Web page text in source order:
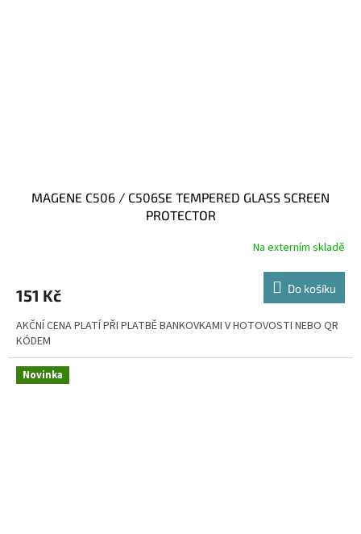
MAGENE C506 / C506SE TEMPERED GLASS SCREEN
PROTECTOR
Na externím skladě
151 Kč Do košíku
AKČNÍ CENA PLATÍ PŘI PLATBĚ BANKOVKAMI V HOTOVOSTI NEBO QR
KÓDEM
Novinka